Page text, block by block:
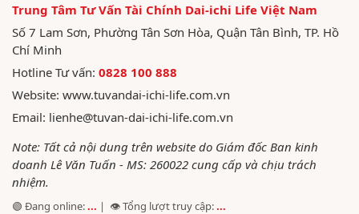
Trung Tâm Tư Vấn Tài Chính Dai-ichi Life Việt Nam
Số 7 Lam Sơn, Phường Tân Sơn Hòa, Quận Tân Bình, TP. Hồ
Chí Minh
Hotline Tư vấn: 0828 100 888
Website: www.tuvandai-ichi-life.com.vn
Email: lienhe@tuvan-dai-ichi-life.com.vn
Note: Tất cả nội dung trên website do Giám đốc Ban kinh
doanh Lê Văn Tuấn - MS: 260022 cung cấp và chịu trách
nhiệm.
🟢 Đang online:... | 👁️ Tổng lượt truy cập:...